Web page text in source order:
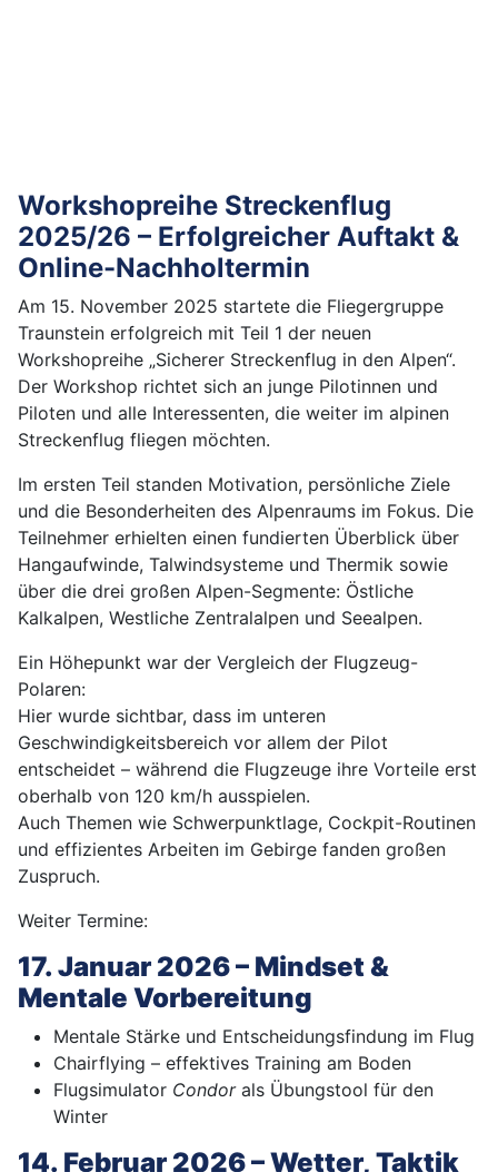
Workshopreihe Streckenflug
2025/26 – Erfolgreicher Auftakt &
Online-Nachholtermin
Am 15. November 2025 startete die Fliegergruppe
Traunstein erfolgreich mit Teil 1 der neuen
Workshopreihe „Sicherer Streckenflug in den Alpen“.
Der Workshop richtet sich an junge Pilotinnen und
Piloten und alle Interessenten, die weiter im alpinen
Streckenflug fliegen möchten.
Im ersten Teil standen Motivation, persönliche Ziele
und die Besonderheiten des Alpenraums im Fokus. Die
Teilnehmer erhielten einen fundierten Überblick über
Hangaufwinde, Talwindsysteme und Thermik sowie
über die drei großen Alpen-Segmente: Östliche
Kalkalpen, Westliche Zentralalpen und Seealpen.
Ein Höhepunkt war der Vergleich der Flugzeug-
Polaren:
Hier wurde sichtbar, dass im unteren
Geschwindigkeitsbereich vor allem der Pilot
entscheidet – während die Flugzeuge ihre Vorteile erst
oberhalb von 120 km/h ausspielen.
Auch Themen wie Schwerpunktlage, Cockpit-Routinen
und effizientes Arbeiten im Gebirge fanden großen
Zuspruch.
Weiter Termine:
17. Januar 2026 – Mindset &
Mentale Vorbereitung
Mentale Stärke und Entscheidungsfindung im Flug
Chairflying – effektives Training am Boden
Flugsimulator Condorals Übungstool für den
Winter
14. Februar 2026 – Wetter, Taktik